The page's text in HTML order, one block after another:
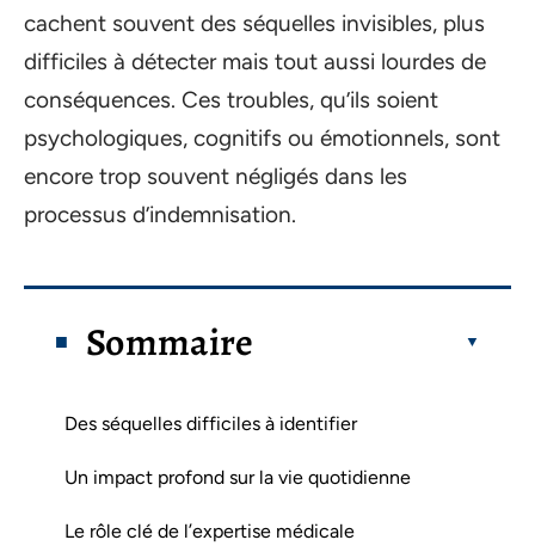
cachent souvent des séquelles invisibles, plus
difficiles à détecter mais tout aussi lourdes de
conséquences. Ces troubles, qu’ils soient
psychologiques, cognitifs ou émotionnels, sont
encore trop souvent négligés dans les
processus d’indemnisation.
Sommaire
Des séquelles difficiles à identifier
Un impact profond sur la vie quotidienne
Le rôle clé de l’expertise médicale